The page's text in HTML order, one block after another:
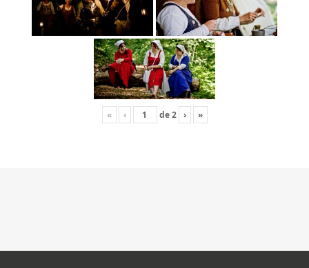
« ‹ de2 › »